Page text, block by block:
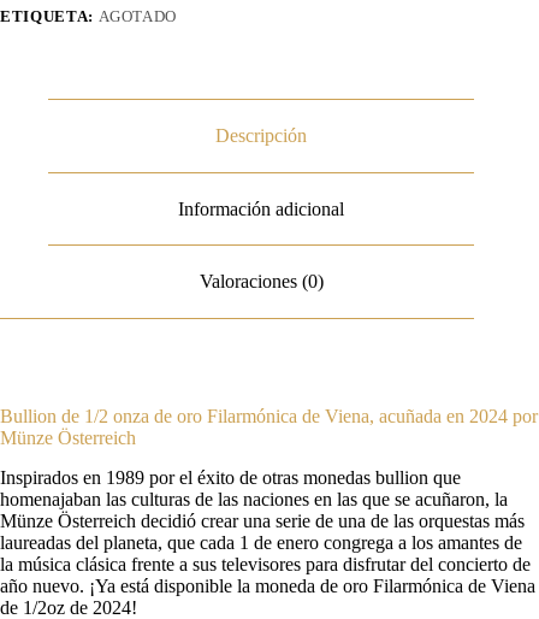
ETIQUETA: AGOTADO
Descripción
Información adicional
Valoraciones (0)
Bullion de 1/2 onza de oro Filarmónica de Viena, acuñada en 2024 por
Münze Österreich
Inspirados en 1989 por el éxito de otras monedas bullion que
homenajaban las culturas de las naciones en las que se acuñaron, la
Münze Österreich decidió crear una serie de una de las orquestas más
laureadas del planeta, que cada 1 de enero congrega a los amantes de
la música clásica frente a sus televisores para disfrutar del concierto de
año nuevo. ¡Ya está disponible la moneda de oro Filarmónica de Viena
de 1/2oz de 2024!